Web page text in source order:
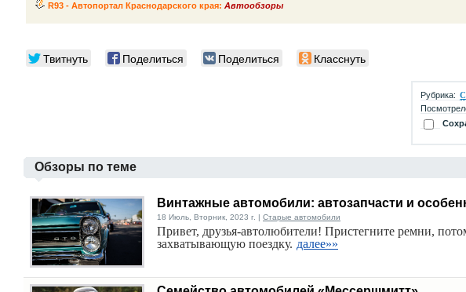
R93 - Автопортал Краснодарского края: Автообзоры
Твитнуть Поделиться Поделиться Класснуть
Рубрика:
Обзоры по теме
Винтажные автомобили: автозапчасти и
18 Июль, Вторник, 2023 г. | Старые автомобили
Привет, друзья-автолюбители! Пристегните ремни,
захватывающую поездку. далее»»